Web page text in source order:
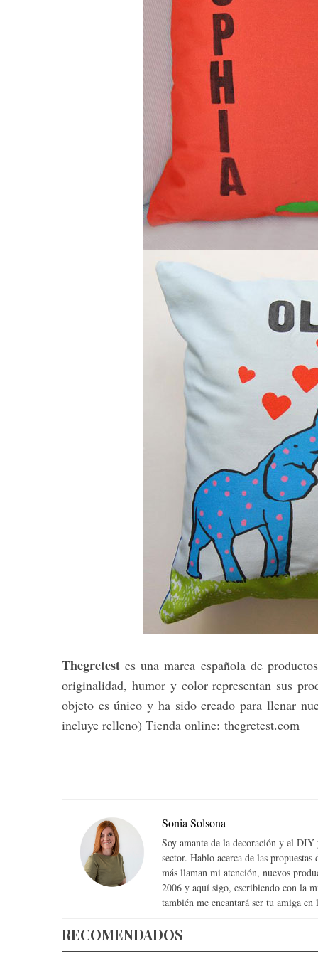
Thegretest es una marca española de
originalidad, humor y color representan sus
objeto es único y ha sido creado para llenar
incluye relleno) Tienda online: thegretest.com
Sonia Solsona
Soy amante de la decoración y el DIY
sector. Hablo acerca de las
más llaman mi atención, nuevos
2006 y aquí sigo, escribiendo con la
también me encantará ser tu amiga en
RECOMENDADOS